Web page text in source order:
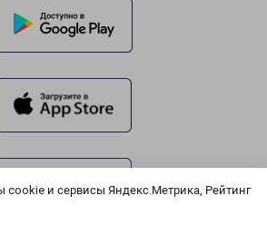
и сервисы Яндекс.Метрика, Рейтинг